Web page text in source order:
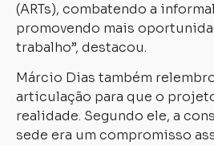
(ARTs), combatendo a
promovendo mais
trabalho”, destacou.
Márcio Dias também
articulação para que o
realidade. Segundo ele, a
sede era um compromisso